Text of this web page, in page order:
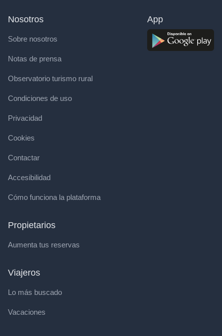
Nosotros
Sobre nosotros
Notas de prensa
Observatorio turismo rural
Condiciones de uso
Privacidad
Cookies
Contactar
Accesibilidad
Cómo funciona la plataforma
Propietarios
Aumenta tus reservas
Viajeros
Lo más buscado
Vacaciones
App